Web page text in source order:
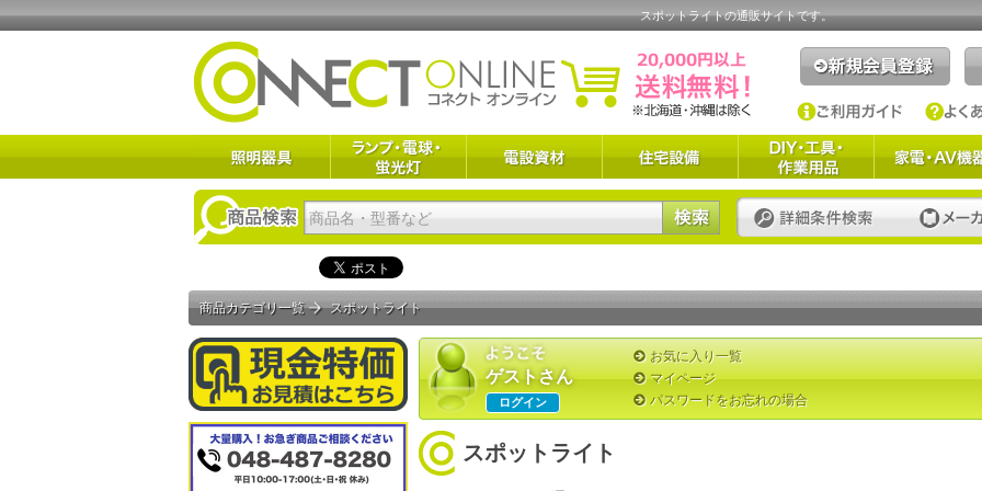
スポットライトの通販サイトです。
ゲストさん
お気に入り一覧
マイページ
ログイン パスワードをお忘れの場合
商品カテゴリ一覧 スポットライト
スポットライト